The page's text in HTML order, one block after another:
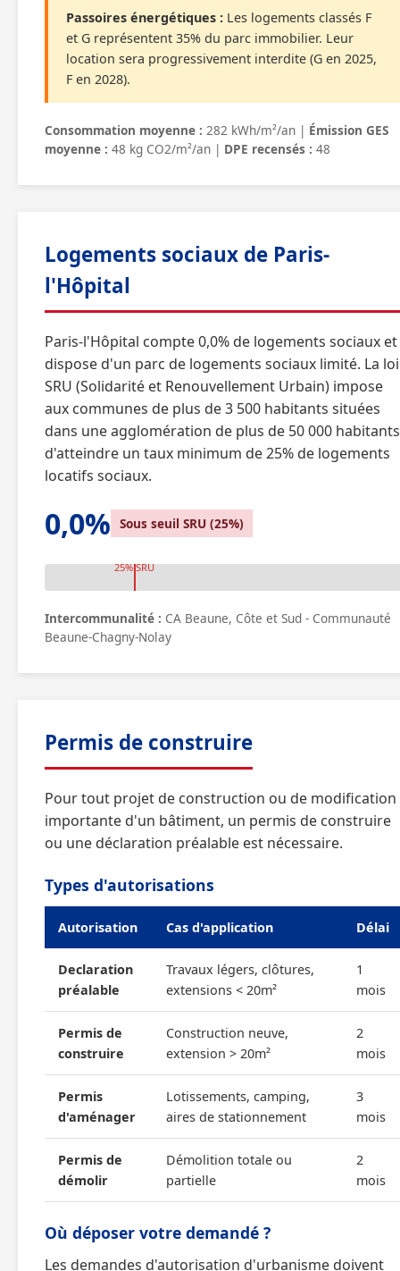
Passoires énergétiques : Les logements classés F
et G représentent 35% du parc immobilier. Leur
location sera progressivement interdite (G en 2025,
F en 2028).
Consommation moyenne : 282 kWh/m²/an | Émission GES
moyenne : 48 kg CO2/m²/an | DPE recensés : 48
Logements sociaux de Paris-
l'Hôpital
Paris-l'Hôpital compte 0,0% de logements sociaux et
dispose d'un parc de logements sociaux limité. La loi
SRU (Solidarité et Renouvellement Urbain) impose
aux communes de plus de 3 500 habitants situées
dans une agglomération de plus de 50 000 habitants
d'atteindre un taux minimum de 25% de logements
locatifs sociaux.
0,0% Sous seuil SRU (25%)
25% SRU
Intercommunalité : CA Beaune, Côte et Sud - Communauté
Beaune-Chagny-Nolay
Permis de construire
Pour tout projet de construction ou de modification
importante d'un bâtiment, un permis de construire
ou une déclaration préalable est nécessaire.
Types d'autorisations
Autorisation Cas d'application Délai
Declaration
préalable
Travaux légers, clôtures,
extensions < 20m²
1
mois
Permis de
construire
Construction neuve,
extension > 20m²
2
mois
Permis
d'aménager
Lotissements, camping,
aires de stationnement
3
mois
Permis de
démolir
Démolition totale ou
partielle
2
mois
Où déposer votre demandé ?
Les demandes d'autorisation d'urbanisme doivent